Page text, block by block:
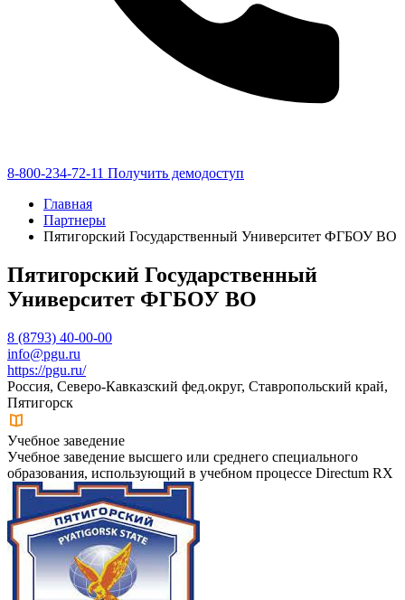
8-800-234-72-11 Получить демодоступ
Главная
Партнеры
Пятигорский Государственный Университет ФГБОУ ВО
Пятигорский Государственный
Университет ФГБОУ ВО
8 (8793) 40-00-00
info@pgu.ru
https://pgu.ru/
Россия, Северо-Кавказский фед.округ, Ставропольский край,
Пятигорск
Учебное заведение
Учебное заведение высшего или среднего специального
образования, использующий в учебном процессе Directum RX